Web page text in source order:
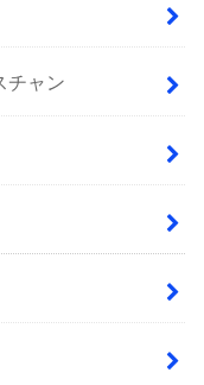
チャン